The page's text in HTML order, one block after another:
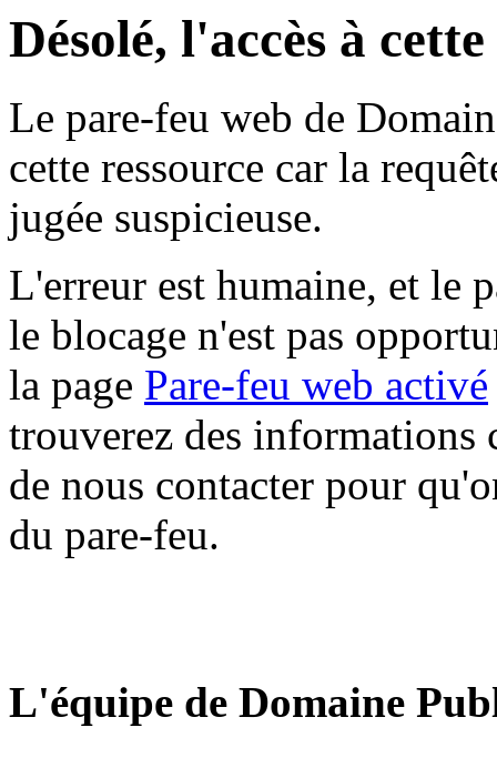
Désolé, l'accès à
Le pare-feu web de
cette ressource car la
jugée suspicieuse.
L'erreur est humaine, et le
le blocage n'est pas
la page Pare-feu web activé
trouverez des informations
de nous contacter pour
du pare-feu.
L'équipe de Domaine